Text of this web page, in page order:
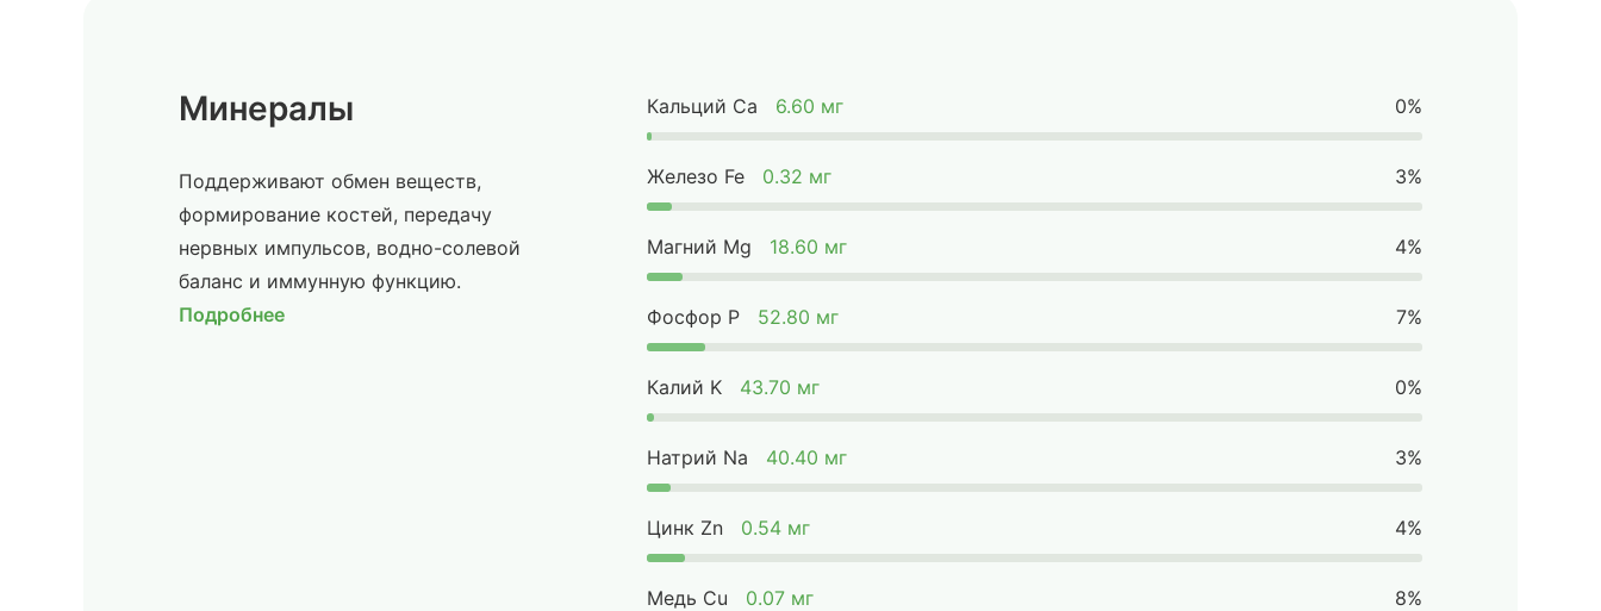
Минералы
Поддерживают обмен веществ,
формирование костей, передачу
нервных импульсов, водно-солевой
баланс и иммунную функцию.
Подробнее
Кальций Ca 6.60 мг 0%
Железо Fe 0.32 мг 3%
Магний Mg 18.60 мг 4%
Фосфор P 52.80 мг 7%
Калий K 43.70 мг 0%
Натрий Na 40.40 мг 3%
Цинк Zn 0.54 мг 4%
Медь Cu 0.07 мг 8%